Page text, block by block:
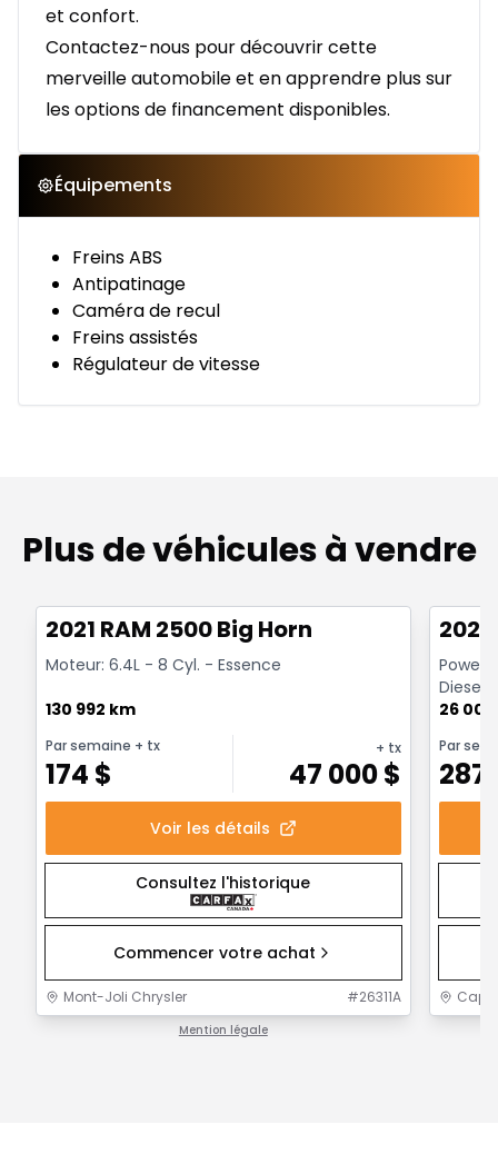
et confort.
Contactez-nous pour découvrir cette
merveille automobile et en apprendre plus sur
les options de financement disponibles.
Équipements
Freins ABS
Antipatinage
Caméra de recul
Freins assistés
Régulateur de vitesse
Plus de véhicules à vendre
2021 RAM 2500 Big Horn
Moteur: 6.4L - 8 Cyl. - Essence
130 992 km
Par semaine + tx
174 $
+ tx
47 000$
Voir les détails
Consultez l'historique
Commencer votre achat
Mont-Joli Chrysler #26311A
Mention légale
Diesel
26
Par
287